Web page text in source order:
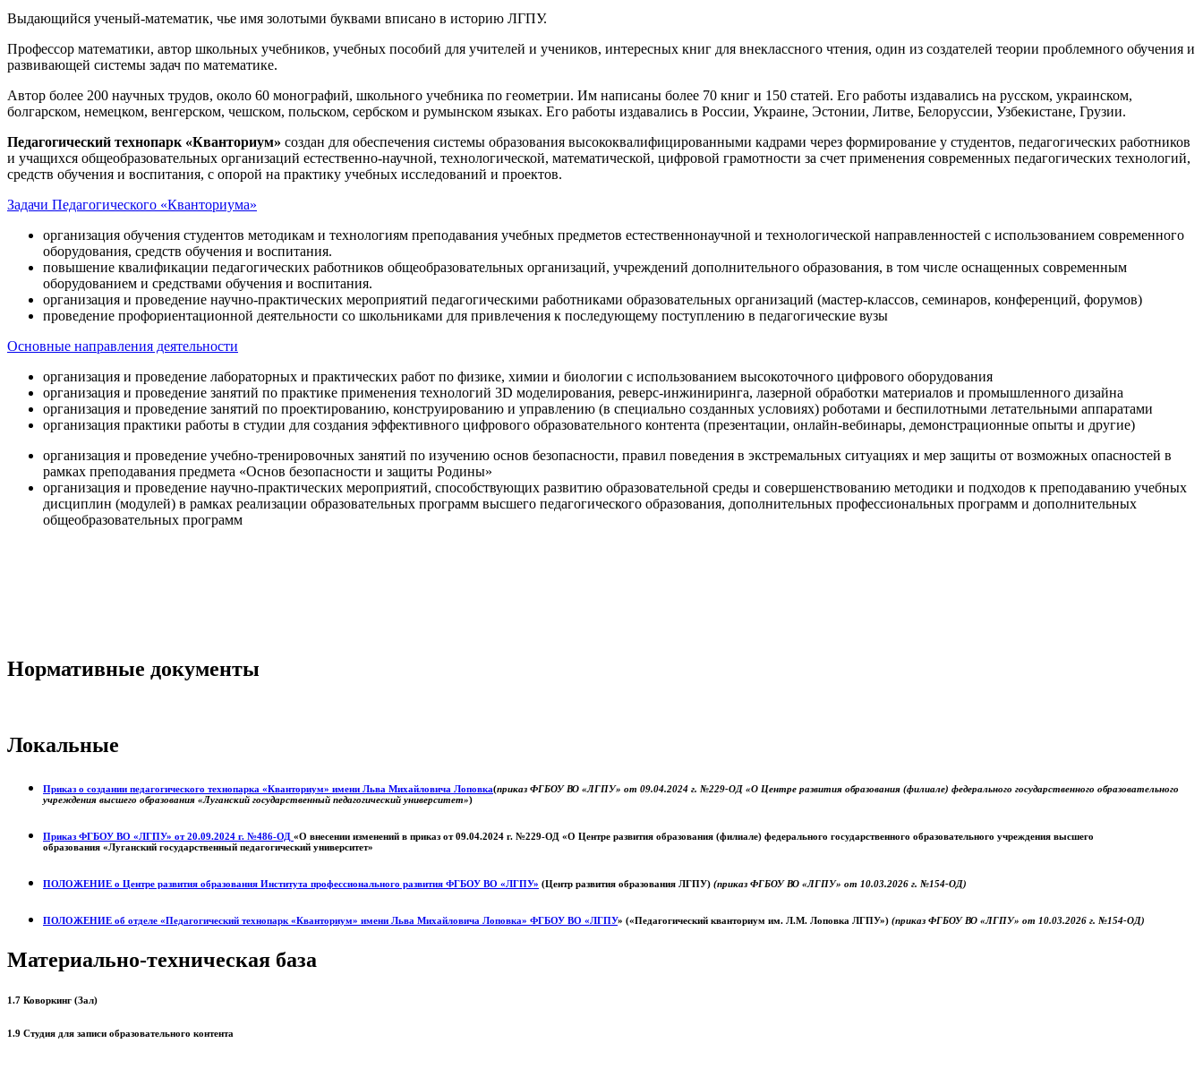
Выдающийся ученый-математик, чье имя золотыми буквами вписано в историю ЛГПУ.
Профессор математики, автор школьных учебников, учебных пособий для учителей и учеников, интересных книг для внеклассного чтения, один из создателей теории проблемного обучения и
развивающей системы задач по математике.
Автор более 200 научных трудов, около 60 монографий, школьного учебника по геометрии. Им написаны более 70 книг и 150 статей. Его работы издавались на русском, украинском,
болгарском, немецком, венгерском, чешском, польском, сербском и румынском языках. Его работы издавались в России, Украине, Эстонии, Литве, Белоруссии, Узбекистане, Грузии.
Педагогический технопарк «Кванториум» создан для обеспечения системы образования высококвалифицированными кадрами через формирование у студентов, педагогических работников
и учащихся общеобразовательных организаций естественно-научной, технологической, математической, цифровой грамотности за счет применения современных педагогических технологий,
средств обучения и воспитания, с опорой на практику учебных исследований и проектов.
Задачи Педагогического «Кванториума»
организация обучения студентов методикам и технологиям преподавания учебных предметов естественнонаучной и технологической направленностей с использованием современного
оборудования, средств обучения и воспитания.
повышение квалификации педагогических работников общеобразовательных организаций, учреждений дополнительного образования, в том числе оснащенных современным
оборудованием и средствами обучения и воспитания.
организация и проведение научно-практических мероприятий педагогическими работниками образовательных организаций (мастер-классов, семинаров, конференций, форумов)
проведение профориентационной деятельности со школьниками для привлечения к последующему поступлению в педагогические вузы
Основные направления деятельности
организация и проведение лабораторных и практических работ по физике, химии и биологии с использованием высокоточного цифрового оборудования
организация и проведение занятий по практике применения технологий 3D моделирования, реверс-инжиниринга, лазерной обработки материалов и промышленного дизайна
организация и проведение занятий по проектированию, конструированию и управлению (в специально созданных условиях) роботами и беспилотными летательными аппаратами
организация практики работы в студии для создания эффективного цифрового образовательного контента (презентации, онлайн-вебинары, демонстрационные опыты и другие)
организация и проведение учебно-тренировочных занятий по изучению основ безопасности, правил поведения в экстремальных ситуациях и мер защиты от возможных опасностей в
рамках преподавания предмета «Основ безопасности и защиты Родины»
организация и проведение научно-практических мероприятий, способствующих развитию образовательной среды и совершенствованию методики и подходов к преподаванию учебных
дисциплин (модулей) в рамках реализации образовательных программ высшего педагогического образования, дополнительных профессиональных программ и дополнительных
общеобразовательных программ
Нормативные документы
Локальные
Приказ о создании педагогического технопарка «Кванториум» имени Льва Михайловича Лоповка(приказ ФГБОУ ВО «ЛГПУ» от 09.04.2024 г. №229-ОД «О Центре развития образования (филиале) федерального государственного образовательного
учреждения высшего образования «Луганский государственный педагогический университет»)
Приказ ФГБОУ ВО «ЛГПУ» от 20.09.2024 г. №486-ОД «О внесении изменений в приказ от 09.04.2024 г. №229-ОД «О Центре развития образования (филиале) федерального государственного образовательного учреждения высшего
образования «Луганский государственный педагогический университет»
ПОЛОЖЕНИЕ о Центре развития образования Института профессионального развития ФГБОУ ВО «ЛГПУ» (Центр развития образования ЛГПУ) (приказ ФГБОУ ВО «ЛГПУ» от 10.03.2026 г. №154-ОД)
ПОЛОЖЕНИЕ об отделе «Педагогический технопарк «Кванториум» имени Льва Михайловича Лоповка» ФГБОУ ВО «ЛГПУ» («Педагогический кванториум им. Л.М. Лоповка ЛГПУ») (приказ ФГБОУ ВО «ЛГПУ» от 10.03.2026 г. №154-ОД)
Материально-техническая база
1.7 Коворкинг (Зал)
1.9 Студия для записи образовательного контента